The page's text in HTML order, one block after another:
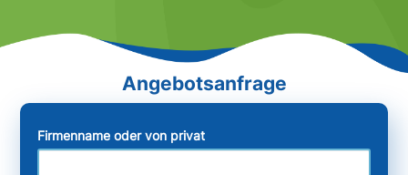
Firmenname oder von privat